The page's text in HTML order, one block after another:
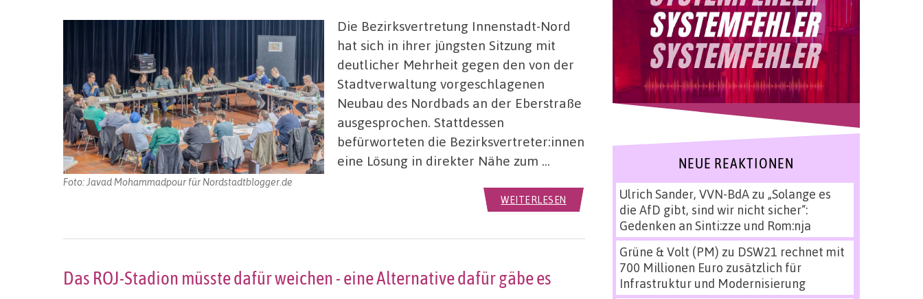
Foto: Javad Mohammadpour für Nordstadtblogger.de
Die Bezirksvertretung Innenstadt-Nord
hat sich in ihrer jüngsten Sitzung mit
deutlicher Mehrheit gegen den von der
Stadtverwaltung vorgeschlagenen
Neubau des Nordbads an der Eberstraße
ausgesprochen. Stattdessen
befürworteten die Bezirksvertreter:innen
eine Lösung in direkter Nähe zum …
WEITERLESEN
Das ROJ-Stadion müsste dafür weichen - eine Alternative dafür gäbe es
NEUE REAKTIONEN
Ulrich Sander, VVN-BdAzu „Solange es
die AfD gibt, sind wir nicht sicher“:
Gedenken an Sinti:zze und Rom:nja
Grüne & Volt (PM) zu DSW21 rechnet mit
700 Millionen Euro zusätzlich für
Infrastruktur und Modernisierung